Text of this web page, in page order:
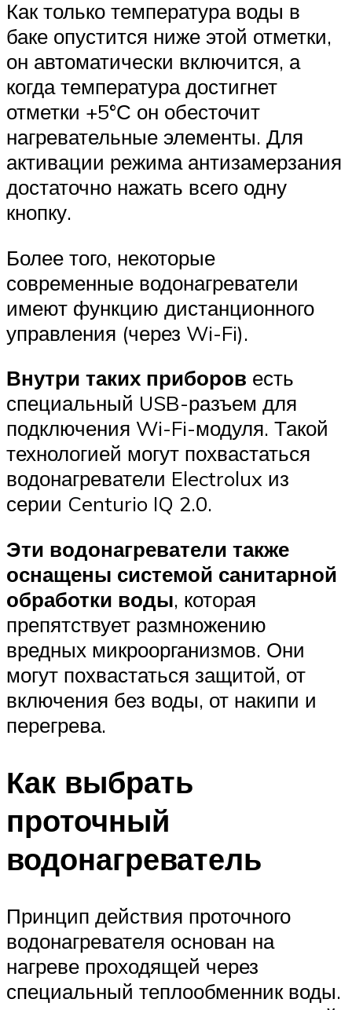
Как только температура воды в
баке опустится ниже этой отметки,
он автоматически включится, а
когда температура достигнет
отметки +5°С он обесточит
нагревательные элементы. Для
активации режима антизамерзания
достаточно нажать всего одну
кнопку.
Более того, некоторые
современные водонагреватели
имеют функцию дистанционного
управления (через Wi-Fi).
Внутри таких приборов есть
специальный USB-разъем для
подключения Wi-Fi-модуля. Такой
технологией могут похвастаться
водонагреватели Electrolux из
серии Centurio IQ 2.0.
Эти водонагреватели также
оснащены системой санитарной
обработки воды, которая
препятствует размножению
вредных микроорганизмов. Они
могут похвастаться защитой, от
включения без воды, от накипи и
перегрева.
Как выбрать
проточный
водонагреватель
Принцип действия проточного
водонагревателя основан на
нагреве проходящей через
специальный теплообменник воды.